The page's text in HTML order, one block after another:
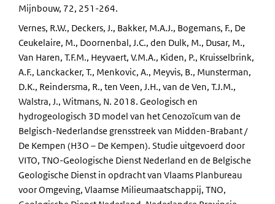
Mijnbouw, 72, 251-264.
Vernes, R.W., Deckers, J., Bakker, M.A.J., Bogemans, F., De
Ceukelaire, M., Doornenbal, J.C., den Dulk, M., Dusar, M.,
Van Haren, T.F.M., Heyvaert, V.M.A., Kiden, P., Kruisselbrink,
A.F., Lanckacker, T., Menkovic, A., Meyvis, B., Munsterman,
D.K., Reindersma, R., ten Veen, J.H., van de Ven, T.J.M.,
Walstra, J., Witmans, N. 2018. Geologisch en
hydrogeologisch 3D model van het Cenozoïcum van de
Belgisch-Nederlandse grensstreek van Midden-Brabant /
De Kempen (H3O – De Kempen). Studie uitgevoerd door
VITO, TNO-Geologische Dienst Nederland en de Belgische
Geologische Dienst in opdracht van Vlaams Planbureau
voor Omgeving, Vlaamse Milieumaatschappij, TNO,